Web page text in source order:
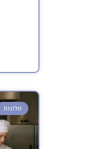
מלונות